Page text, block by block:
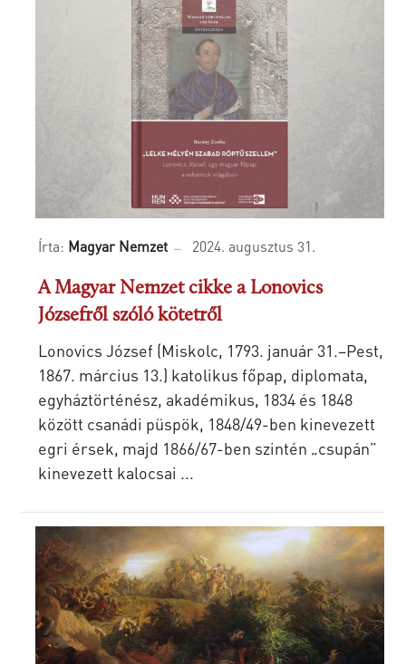
Írta: Magyar Nemzet 2024. augusztus 31.
A Magyar Nemzet cikke a Lonovics
Józsefről szóló kötetről
Lonovics József (Miskolc, 1793. január 31.–Pest,
1867. március 13.) katolikus főpap, diplomata,
egyháztörténész, akadémikus, 1834 és 1848
között csanádi püspök, 1848/49-ben kinevezett
egri érsek, majd 1866/67-ben szintén „csupán”
kinevezett kalocsai ...